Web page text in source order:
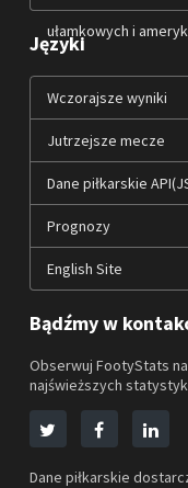
ułamkowych i
Języki
Wczorajsze wyniki
Jutrzejsze mecze
Dane piłkarskie
Prognozy
English Site
Bądźmy w
Obserwuj FootyStats
najświeższych
Dane piłkarskie